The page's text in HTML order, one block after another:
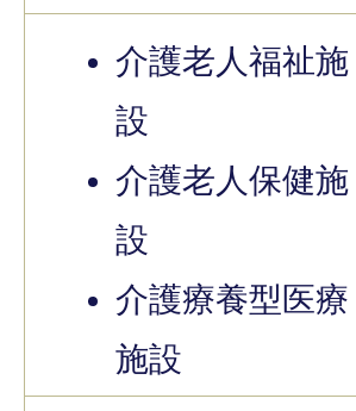
介護老人福祉施
設
介護老人保健施
設
介護療養型医療
施設